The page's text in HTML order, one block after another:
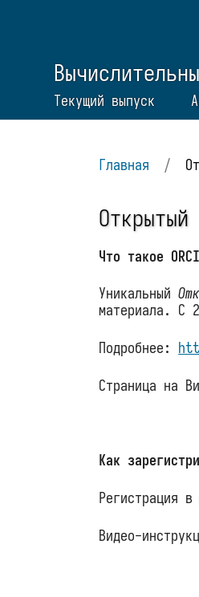
Текущий выпуск
Главная /
Что такое
Уникальный
материала. С
Подробнее:
Страница на
Как
Регистрация в
Видео-